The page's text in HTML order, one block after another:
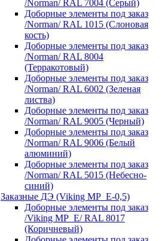
/Norman/ RAL 7004 (Серый)
Доборные элементы под заказ
/Norman/ RAL 1015 (Слоновая
кость)
Доборные элементы под заказ
/Norman/ RAL 8004
(Терракотовый)
Доборные элементы под заказ
/Norman/ RAL 6002 (Зеленая
листва)
Доборные элементы под заказ
/Norman/ RAL 9005 (Черный)
Доборные элементы под заказ
/Norman/ RAL 9006 (Белый
алюминий)
Доборные элементы под заказ
/Norman/ RAL 5015 (Небесно-
синий)
Заказные ДЭ (Viking MP_E-0,5)
Доборные элементы под заказ
/Viking MP_E/ RAL 8017
(Коричневый)